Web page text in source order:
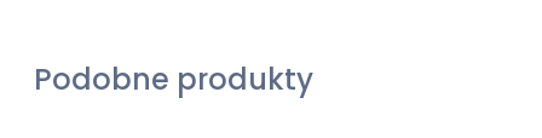
Podobne produkty